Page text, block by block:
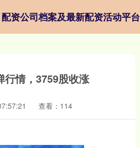
资公司档案及最新配资活动平台
行情，3759股收涨
查看：114